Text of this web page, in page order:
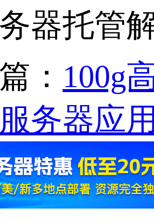
器托管
： 100g
务器应